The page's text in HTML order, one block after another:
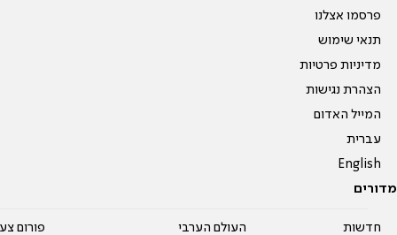
פרסמו אצלנו
תנאי שימוש
מדיניות פרטיות
הצהרת נגישות
המייל האדום
עברית
English
מדורים
חדשות
העולם הערבי
פורום